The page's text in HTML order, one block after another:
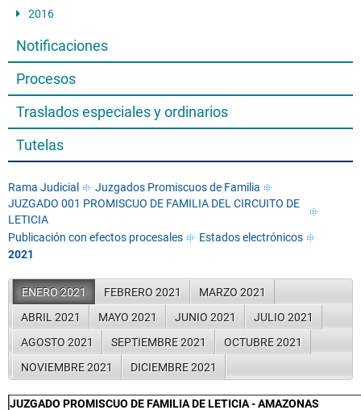
2016
Notificaciones
Procesos
Traslados especiales y ordinarios
Tutelas
Rama Judicial
Juzgados Promiscuos de Familia
JUZGADO 001 PROMISCUO DE FAMILIA DEL CIRCUITO DE
LETICIA
Publicación con efectos procesales
Estados electrónicos
2021
ENERO 2021 FEBRERO 2021
MARZO 2021
ABRIL 2021
MAYO 2021 JUNIO 2021
JULIO 2021
AGOSTO 2021
SEPTIEMBRE 2021
OCTUBRE 2021
NOVIEMBRE 2021
DICIEMBRE 2021
JUZGADO PROMISCUO DE FAMILIA DE LETICIA - AMAZONAS